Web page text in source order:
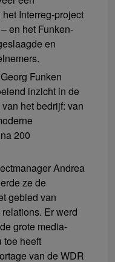
Interreg-project
en het Funken-
en
Funken
inzicht in de
het bedrijf: van
200
Andrea
ze de
gebied van
Er werd
grote media-
toe heeft
van de WDR